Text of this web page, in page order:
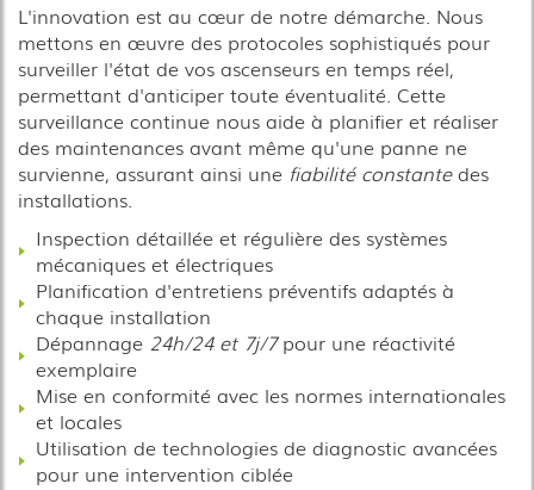
L'innovation est au cœur de notre démarche. Nous
mettons en œuvre des protocoles sophistiqués pour
surveiller l'état de vos ascenseurs en temps réel,
permettant d'anticiper toute éventualité. Cette
surveillance continue nous aide à planifier et réaliser
des maintenances avant même qu'une panne ne
survienne, assurant ainsi une fiabilité constantedes
installations.
Inspection détaillée et régulière des systèmes
mécaniques et électriques
Planification d'entretiens préventifs adaptés à
chaque installation
Dépannage 24h/24 et 7j/7pour une réactivité
exemplaire
Mise en conformité avec les normes internationales
et locales
Utilisation de technologies de diagnostic avancées
pour une intervention ciblée